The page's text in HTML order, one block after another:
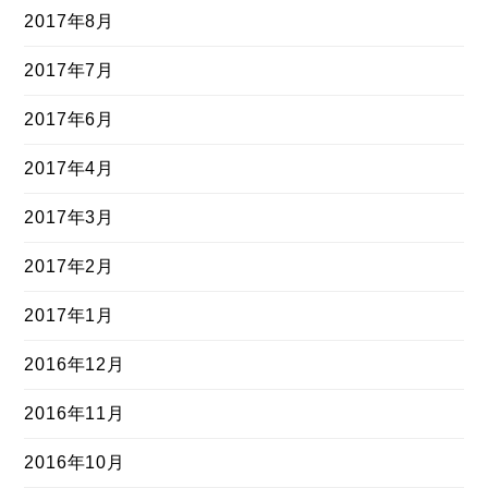
2017年8月
2017年7月
2017年6月
2017年4月
2017年3月
2017年2月
2017年1月
2016年12月
2016年11月
2016年10月